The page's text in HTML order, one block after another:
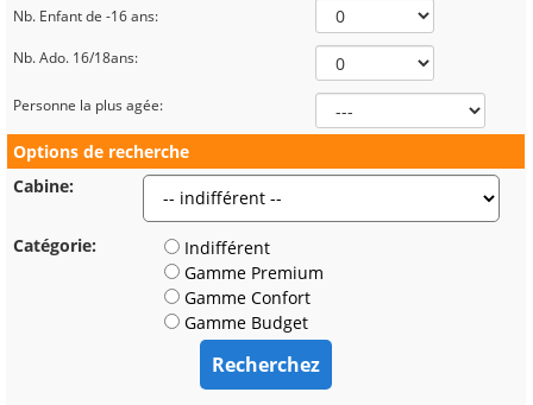
Nb. Enfant de -16 ans:
Nb. Ado. 16/18ans:
Personne la plus agée:
Options de recherche
Cabine:
Catégorie:
Indifférent
Gamme Premium
Gamme Confort
Gamme Budget